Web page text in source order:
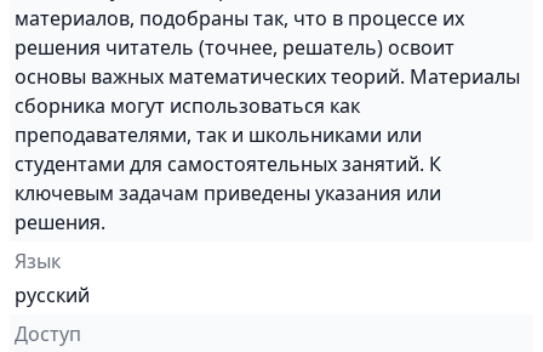
материалов, подобраны так, что в процессе их
решения читатель (точнее, решатель) освоит
основы важных математических теорий. Материалы
сборника могут использоваться как
преподавателями, так и школьниками или
студентами для самостоятельных занятий. К
ключевым задачам приведены указания или
решения.
Язык
русский
Доступ